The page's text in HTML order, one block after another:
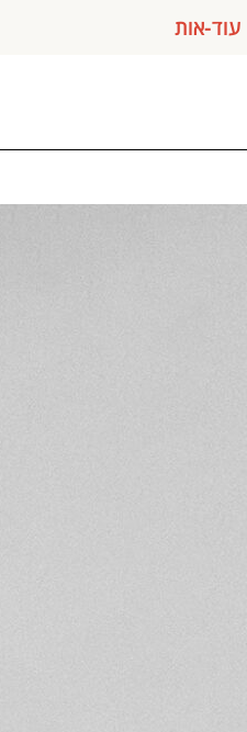
עוד-אות